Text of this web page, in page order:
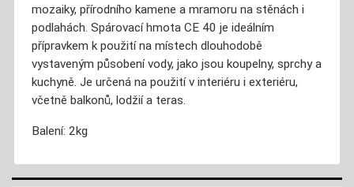
mozaiky, přírodního kamene a mramoru na stěnách i
podlahách. Spárovací hmota CE 40 je ideálním
přípravkem k použití na místech dlouhodobě
vystaveným působení vody, jako jsou koupelny, sprchy a
kuchyně. Je určená na použití v interiéru i exteriéru,
včetně balkonů, lodžií a teras.
Balení: 2kg